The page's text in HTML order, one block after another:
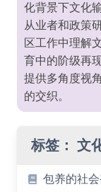
化背景下文化
从业者和政策
区工作中理解
育中的阶级再
提供多角度视
的交织。
标签： 文
包养的社